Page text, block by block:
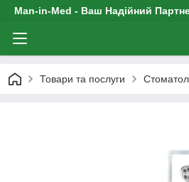
Man-in-Med - Ваш Надійний
Товари та послуги